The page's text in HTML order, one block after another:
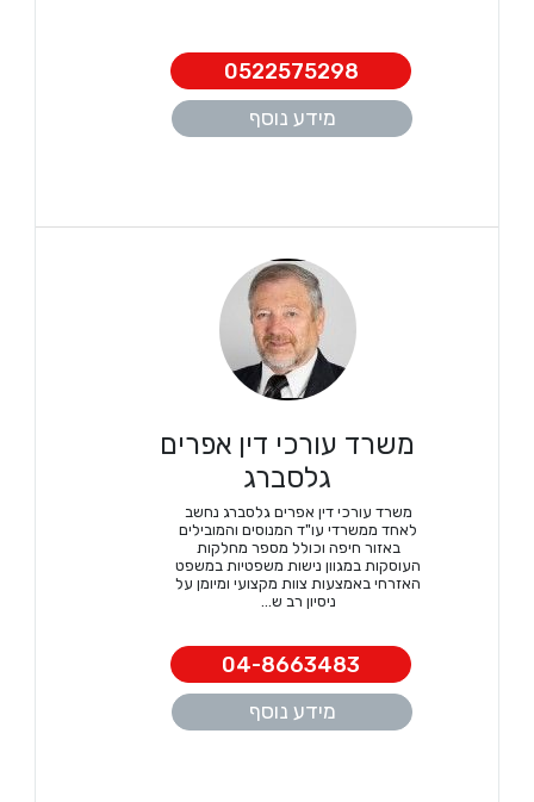
0522575298
מידע נוסף
משרד עורכי דין אפרים
גלסברג
משרד עורכי דין אפרים גלסברג נחשב
לאחד ממשרדי עו"ד המנוסים והמובילים
באזור חיפה וכולל מספר מחלקות
העוסקות במגוון נישות משפטיות במשפט
האזרחי באמצעות צוות מקצועי ומיומן על
ניסיון רב ש...
04-8663483
מידע נוסף